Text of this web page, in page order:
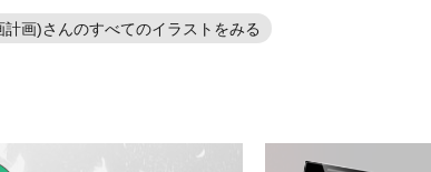
計画)さんのすべてのイラストをみる